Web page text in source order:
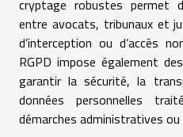
cryptage robustes permet
entre avocats, tribunaux et
d’interception ou d’accès
RGPD impose également
garantir la sécurité, la
données personnelles
démarches administratives